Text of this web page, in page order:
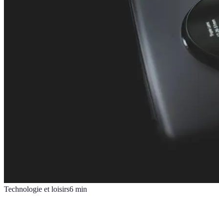
Technologie et loisirs6 min